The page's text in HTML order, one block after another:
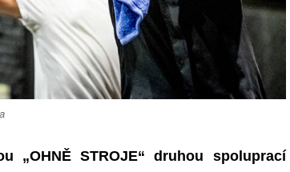
„OHNĚ STROJE“ druhou spoluprací